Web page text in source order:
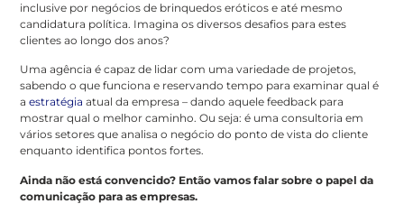
inclusive por negócios de brinquedos eróticos e até mesmo
candidatura política. Imagina os diversos desafios para estes
clientes ao longo dos anos?
Uma agência é capaz de lidar com uma variedade de projetos,
sabendo o que funciona e reservando tempo para examinar qual é
aestratégia atual da empresa – dando aquele feedback para
mostrar qual o melhor caminho. Ou seja: é uma consultoria em
vários setores que analisa o negócio do ponto de vista do cliente
enquanto identifica pontos fortes.
Ainda não está convencido? Então vamos falar sobre o papel da
comunicação para as empresas.